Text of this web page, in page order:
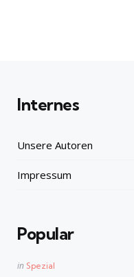
Internes
Unsere Autoren
Impressum
Popular
Posted
in Spezial